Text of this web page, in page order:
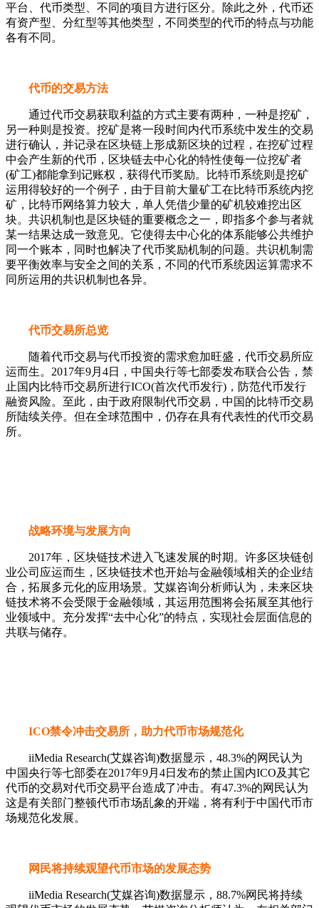
平台、代币类型、不同的项目方进行区分。除此之外，代币还
有资产型、分红型等其他类型，不同类型的代币的特点与功能
各有不同。
代币的交易方法
通过代币交易获取利益的方式主要有两种，一种是挖矿，
另一种则是投资。挖矿是将一段时间内代币系统中发生的交易
进行确认，并记录在区块链上形成新区块的过程，在挖矿过程
中会产生新的代币，区块链去中心化的特性使每一位挖矿者
(矿工)都能拿到记账权，获得代币奖励。比特币系统则是挖矿
运用得较好的一个例子，由于目前大量矿工在比特币系统内挖
矿，比特币网络算力较大，单人凭借少量的矿机较难挖出区
块。共识机制也是区块链的重要概念之一，即指多个参与者就
某一结果达成一致意见。它使得去中心化的体系能够公共维护
同一个账本，同时也解决了代币奖励机制的问题。共识机制需
要平衡效率与安全之间的关系，不同的代币系统因运算需求不
同所运用的共识机制也各异。
代币交易所总览
随着代币交易与代币投资的需求愈加旺盛，代币交易所应
运而生。2017年9月4日，中国央行等七部委发布联合公告，禁
止国内比特币交易所进行ICO(首次代币发行)，防范代币发行
融资风险。至此，由于政府限制代币交易，中国的比特币交易
所陆续关停。但在全球范围中，仍存在具有代表性的代币交易
所。
战略环境与发展方向
2017年，区块链技术进入飞速发展的时期。许多区块链创
业公司应运而生，区块链技术也开始与金融领域相关的企业结
合，拓展多元化的应用场景。艾媒咨询分析师认为，未来区块
链技术将不会受限于金融领域，其运用范围将会拓展至其他行
业领域中。充分发挥“去中心化”的特点，实现社会层面信息的
共联与储存。
ICO禁令冲击交易所，助力代币市场规范化
iiMedia Research(艾媒咨询)数据显示，48.3%的网民认为
中国央行等七部委在2017年9月4日发布的禁止国内ICO及其它
代币的交易对代币交易平台造成了冲击。有47.3%的网民认为
这是有关部门整顿代币市场乱象的开端，将有利于中国代币市
场规范化发展。
网民将持续观望代币市场的发展态势
iiMedia Research(艾媒咨询)数据显示，88.7%网民将持续